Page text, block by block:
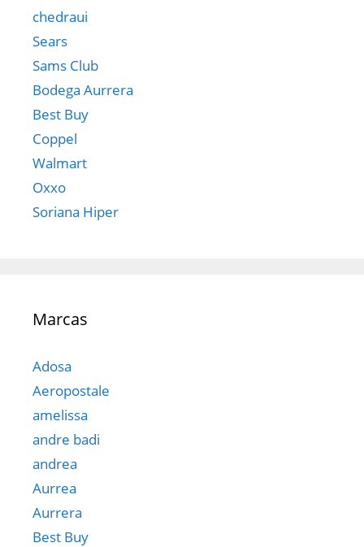
chedraui
Sears
Sams Club
Bodega Aurrera
Best Buy
Coppel
Walmart
Oxxo
Soriana Hiper
Marcas
Adosa
Aeropostale
amelissa
andre badi
andrea
Aurrea
Aurrera
Best Buy